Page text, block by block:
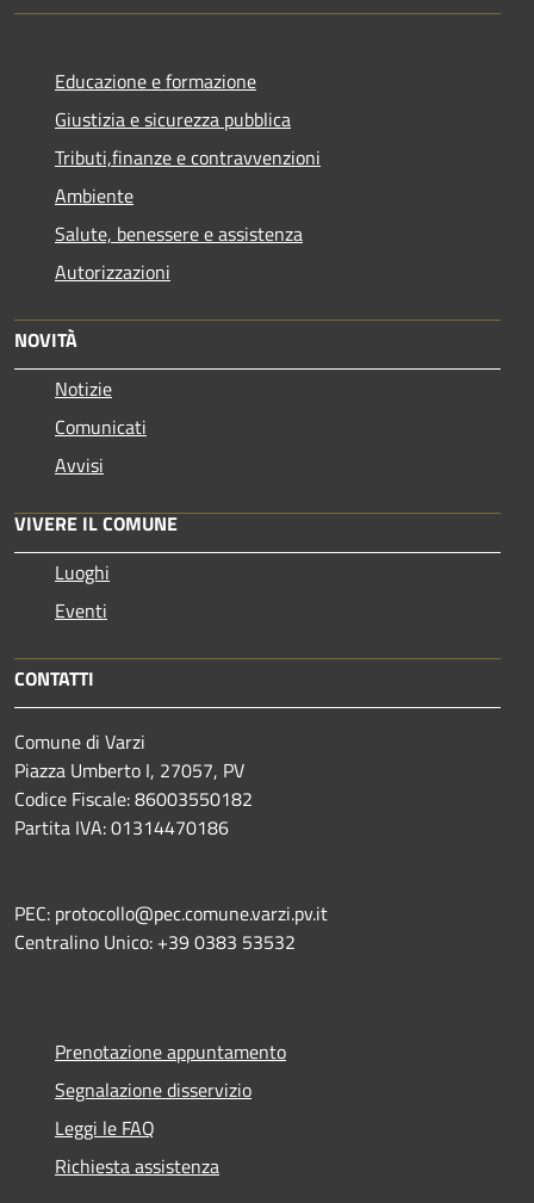
Educazione e formazione
Giustizia e sicurezza pubblica
Tributi,finanze e contravvenzioni
Ambiente
Salute, benessere e assistenza
Autorizzazioni
NOVITÀ
Notizie
Comunicati
Avvisi
VIVERE IL COMUNE
Luoghi
Eventi
CONTATTI
Comune di Varzi
Piazza Umberto I, 27057, PV
Codice Fiscale: 86003550182
Partita IVA: 01314470186
PEC: protocollo@pec.comune.varzi.pv.it
Centralino Unico: +39 0383 53532
Prenotazione appuntamento
Segnalazione disservizio
Leggi le FAQ
Richiesta assistenza